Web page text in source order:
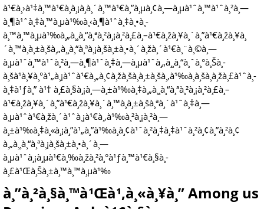
à¹€à¸›à¹‡à¸™à¹€à¸à¸¡à¸­à¸´à¸™à¹€à¸”à¸µà¸¢à¸—à¸µà¹ˆà¸™à¹ˆà¸²à¸—
à¸¶à¹ˆà¸‡à¸™à¸µà¹‰à¸‹à¸¶à¹ˆà¸‡à¸•à¸­
à¸™à¸™à¸µà¹‰à¸„à¸¸à¸“à¸ªà¸²à¸¡à¸²à¸£à¸–à¹€à¸žà¸¥à¸´à¸”à¹€à¸žà¸¥à¸
´à¸™à¸à¸±à¸šà¸„à¸¸à¸“à¸ªà¸¡à¸šà¸±à¸•à¸´à¸žà¸´à¹€à¸¨à¸©à¸—
à¸µà¹ˆà¸™à¹ˆà¸²à¸—à¸¶à¹ˆà¸‡à¸—à¸µà¹ˆà¸„à¸¸à¸“à¸ˆà¸°à¸Šà¸­
à¸šà¹à¸¥à¸°à¹„à¸¡à¹ˆà¹€à¸„à¸¢à¸žà¸šà¸à¸±à¸šà¸‚à¹‰à¸­à¸šà¸à¸žà¸£à¹ˆà¸­
à¸‡à¹ƒà¸” à¹† à¸£à¸§à¸¡à¸—à¸±à¹‰à¸‡à¸„à¸¸à¸“à¸ªà¸²à¸¡à¸²à¸£à¸–
à¹€à¸žà¸¥à¸´à¸”à¹€à¸žà¸¥à¸´à¸™à¸à¸±à¸šà¸ªà¸´à¹ˆà¸‡à¸—
à¸µà¹ˆà¹€à¸žà¸´à¹ˆà¸¡à¹€à¸‚à¹‰à¸²à¸¡à¸²à¸—
à¸±à¹‰à¸‡à¸«à¸¡à¸”à¹„à¸”à¹‰à¸­à¸¢à¹ˆà¸²à¸‡à¸‡à¹ˆà¸²à¸¢à¸”à¸²à¸¢
à¸„à¸¸à¸“à¸ªà¸¡à¸šà¸±à¸•à¸´à¸—
à¸µà¹ˆà¸¡à¸µà¹€à¸‰à¸žà¸²à¸°à¹ƒà¸™à¹€à¸§à¸­
à¸£à¹Œà¸Šà¸±à¸™à¸™à¸µà¹‰
à¸”à¸²à¸§à¸™à¹Œà¹‚à¸«à¸¥à¸” Among us